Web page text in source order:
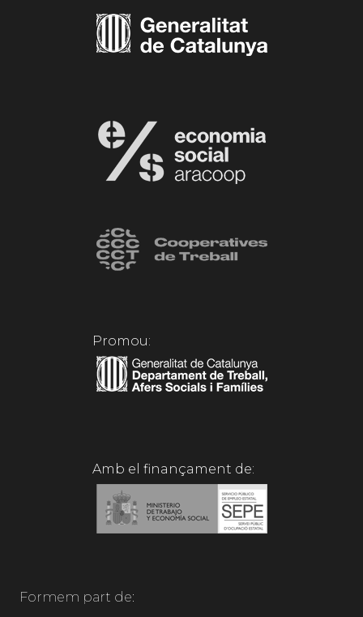
Promou:
Amb el finançament de:
Formem part de: